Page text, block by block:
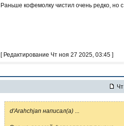
Раньше кофемолку чистил очень редко, но
[ Редактирование Чт ноя 27 2025, 03:45 ]
d'Arahchjan написал(а)